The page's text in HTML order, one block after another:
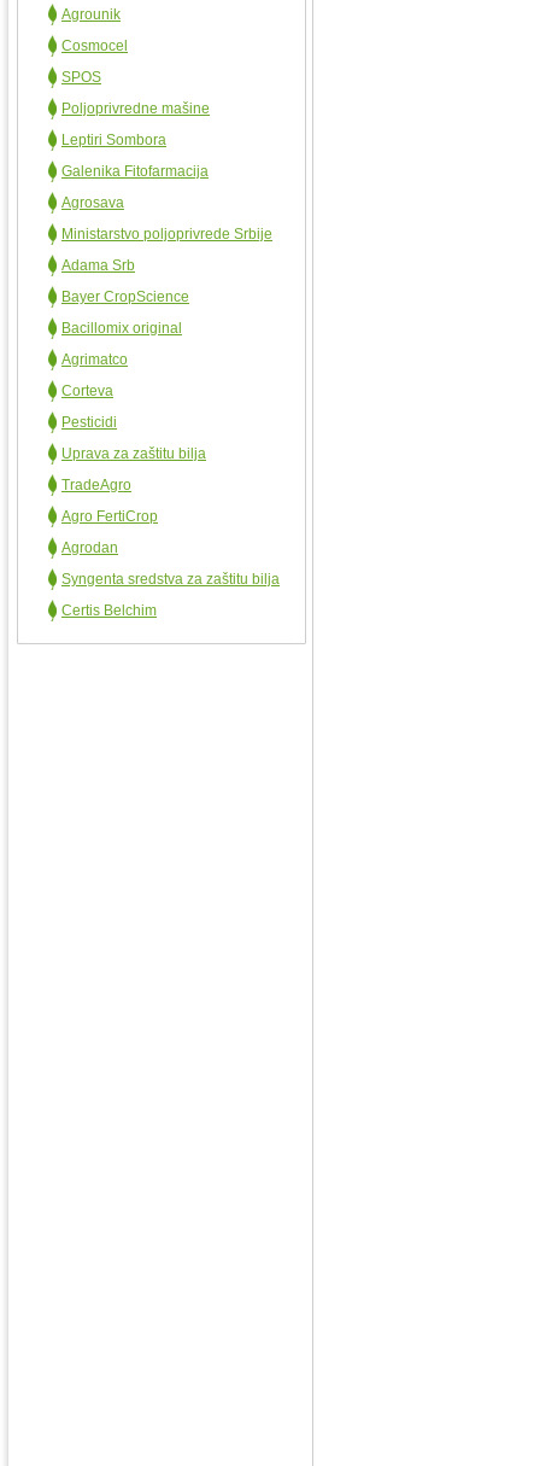
Agrounik
Cosmocel
SPOS
Poljoprivredne mašine
Leptiri Sombora
Galenika Fitofarmacija
Agrosava
Ministarstvo poljoprivrede Srbije
Adama Srb
Bayer CropScience
Bacillomix original
Agrimatco
Corteva
Pesticidi
Uprava za zaštitu bilja
TradeAgro
Agro FertiCrop
Agrodan
Syngenta sredstva za zaštitu bilja
Certis Belchim